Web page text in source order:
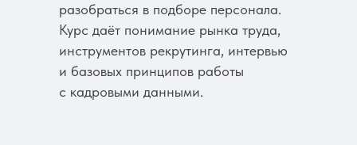
разобраться в подборе персонала.
Курс даёт понимание рынка труда,
инструментов рекрутинга, интервью
и базовых принципов работы
с кадровыми данными.